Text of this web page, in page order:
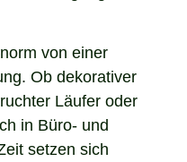
von einer
Ob dekorativer
Läufer oder
in Büro- und
setzen sich